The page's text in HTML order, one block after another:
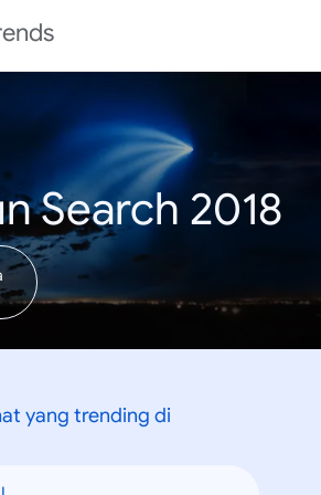
Search 2018
yang trending di